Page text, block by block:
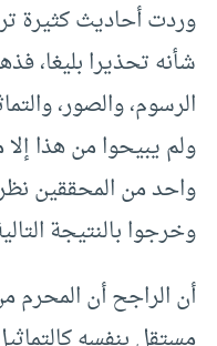
وردت أحاديث كثيرة
شأنه تحذيرا بليغا،
الرسوم، والصور،
ولم يبيحوا من هذا
واحد من المحققين
وخرجوا بالنتيجة
أن الراجح أن المحرم